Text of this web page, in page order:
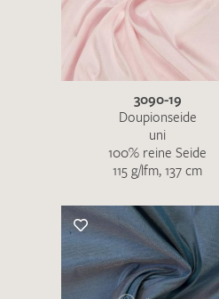
3090-19
Doupionseide
uni
100% reine Seide
115 g/lfm, 137 cm